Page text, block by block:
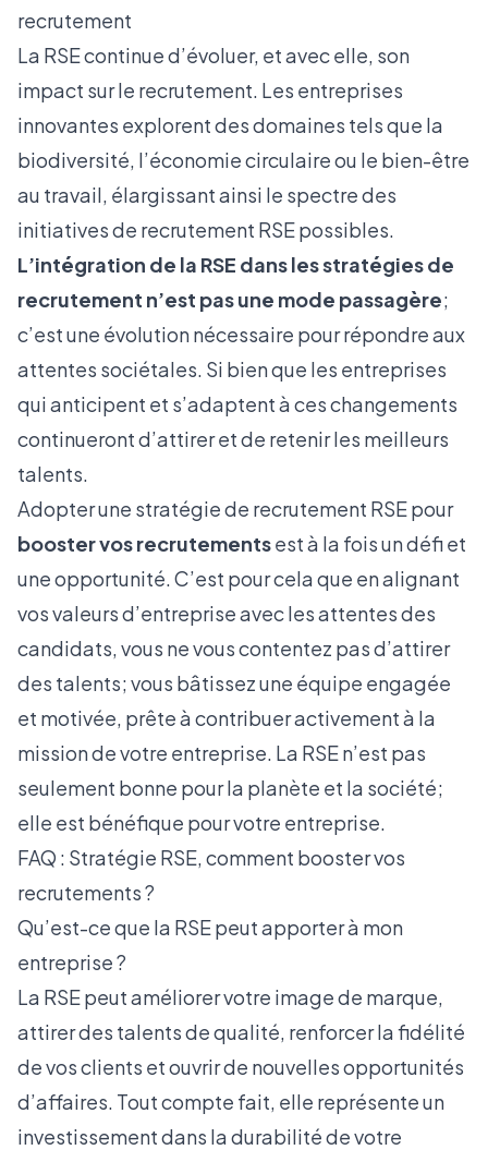
recrutement
La RSE continue d’évoluer, et avec elle, son
impact sur le recrutement. Les entreprises
innovantes explorent des domaines tels que la
biodiversité, l’économie circulaire ou le bien-être
au travail, élargissant ainsi le spectre des
initiatives de recrutement RSE possibles.
L’intégration de la RSE dans les stratégies de
recrutement n’est pas une mode passagère;
c’est une évolution nécessaire pour répondre aux
attentes sociétales. Si bien que les entreprises
qui anticipent et s’adaptent à ces changements
continueront d’attirer et de retenir les meilleurs
talents.
Adopter une stratégie de recrutement RSE pour
booster vos recrutementsest à la fois un défi et
une opportunité. C’est pour cela que en alignant
vos valeurs d’entreprise avec les attentes des
candidats, vous ne vous contentez pas d’attirer
des talents; vous bâtissez une équipe engagée
et motivée, prête à contribuer activement à la
mission de votre entreprise. La RSE n’est pas
seulement bonne pour la planète et la société;
elle est bénéfique pour votre entreprise.
FAQ : Stratégie RSE, comment booster vos
recrutements ?
Qu’est-ce que la RSE peut apporter à mon
entreprise ?
La RSE peut améliorer votre image de marque,
attirer des talents de qualité, renforcer la fidélité
de vos clients et ouvrir de nouvelles opportunités
d’affaires. Tout compte fait, elle représente un
investissement dans la durabilité de votre